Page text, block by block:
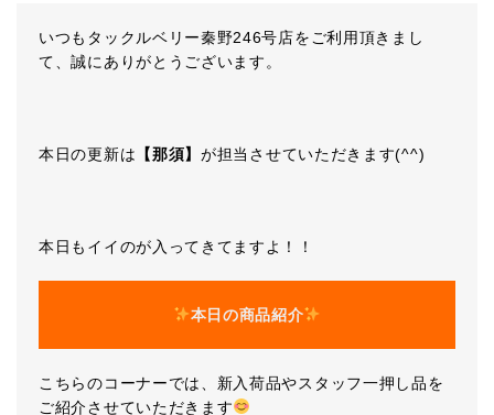
いつもタックルベリー秦野246号店をご利用頂きまし
て、誠にありがとうございます。
本日の更新は 【那須】が担当させていただきます(^^)
本日もイイのが入ってきてますよ！！
本日の商品紹介
こちらのコーナーでは、新入荷品やスタッフ一押し品を
ご紹介させていただきます